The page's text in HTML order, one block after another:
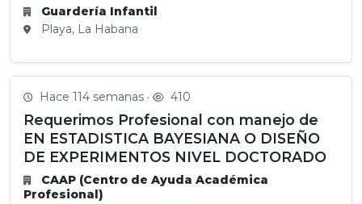
Guardería Infantil
Playa, La Habana
Hace 114 semanas · 410
Requerimos Profesional con manejo de
EN ESTADISTICA BAYESIANA O DISEÑO
DE EXPERIMENTOS NIVEL DOCTORADO
CAAP (Centro de Ayuda Académica
Profesional)